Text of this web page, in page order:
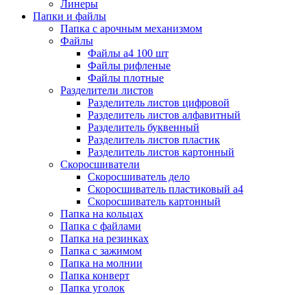
Линеры
Папки и файлы
Папка с арочным механизмом
Файлы
Файлы а4 100 шт
Файлы рифленые
Файлы плотные
Разделители листов
Разделитель листов цифровой
Разделитель листов алфавитный
Разделитель буквенный
Разделитель листов пластик
Разделитель листов картонный
Скоросшиватели
Скоросшиватель дело
Скоросшиватель пластиковый а4
Скоросшиватель картонный
Папка на кольцах
Папка с файлами
Папка на резинках
Папка с зажимом
Папка на молнии
Папка конверт
Папка уголок